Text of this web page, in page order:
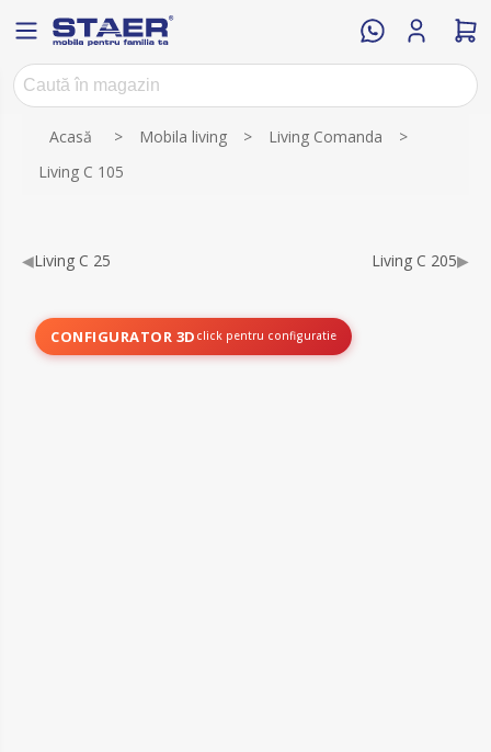
Acasă > Mobila living > Living Comanda
>
Living C 105
◀Living C 25 Living C 205▶
CONFIGURATOR 3D click pentru configuratie
Numele atributului Valoarea atributului